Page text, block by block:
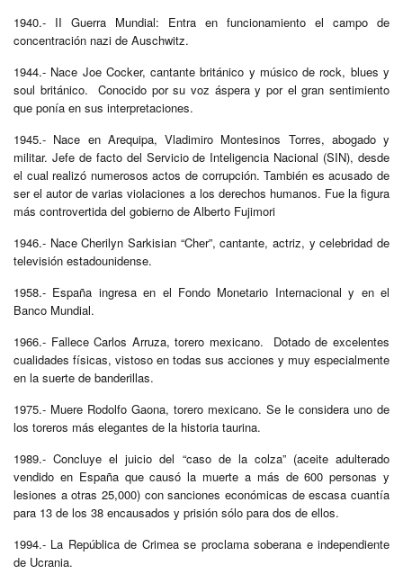
1940.- II Guerra Mundial: Entra en funcionamiento el campo de
concentración nazi de Auschwitz.
1944.- Nace Joe Cocker, cantante británico y músico de rock, blues y
soul británico. Conocido por su voz áspera y por el gran sentimiento
que ponía en sus interpretaciones.
1945.- Nace en Arequipa, Vladimiro Montesinos Torres, abogado y
militar. Jefe de facto del Servicio de Inteligencia Nacional (SIN), desde
el cual realizó numerosos actos de corrupción. También es acusado de
ser el autor de varias violaciones a los derechos humanos. Fue la figura
más controvertida del gobierno de Alberto Fujimori
1946.- Nace Cherilyn Sarkisian “Cher”, cantante, actriz, y celebridad de
televisión estadounidense.
1958.- España ingresa en el Fondo Monetario Internacional y en el
Banco Mundial.
1966.- Fallece Carlos Arruza, torero mexicano. Dotado de excelentes
cualidades físicas, vistoso en todas sus acciones y muy especialmente
en la suerte de banderillas.
1975.- Muere Rodolfo Gaona, torero mexicano. Se le considera uno de
los toreros más elegantes de la historia taurina.
1989.- Concluye el juicio del “caso de la colza” (aceite adulterado
vendido en España que causó la muerte a más de 600 personas y
lesiones a otras 25,000) con sanciones económicas de escasa cuantía
para 13 de los 38 encausados y prisión sólo para dos de ellos.
1994.- La República de Crimea se proclama soberana e independiente
de Ucrania.